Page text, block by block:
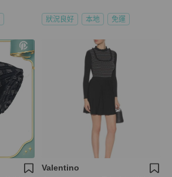
狀況良好 本地 免運
Valentino